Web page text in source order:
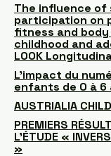
The influence of
participation on
fitness and
childhood and
LOOK
L’impact du
enfants de 0 à 6
AUSTRIALIA
PREMIERS
L’ÉTUDE «
»